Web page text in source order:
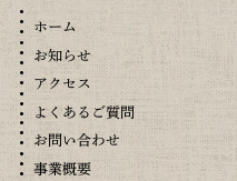
ホーム
お知らせ
アクセス
よくあるご質問
お問い合わせ
事業概要